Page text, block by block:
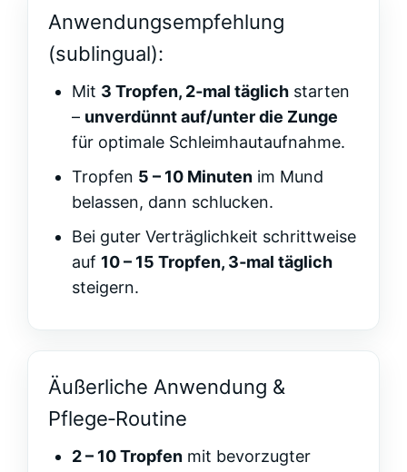
Anwendungsempfehlung
(sublingual):
Mit 3 Tropfen, 2‑mal täglich starten
– unverdünnt auf/unter die Zunge
für optimale Schleimhautaufnahme.
Tropfen 5 – 10 Minuten im Mund
belassen, dann schlucken.
Bei guter Verträglichkeit schrittweise
auf 10 – 15 Tropfen, 3‑mal täglich
steigern.
Äußerliche Anwendung &
Pflege‑Routine
2 – 10 Tropfen mit bevorzugter